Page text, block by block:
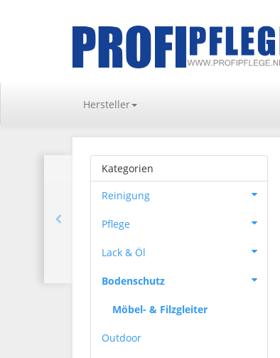
Hersteller
Kategorien
Reinigung
Pflege
Lack & Öl
Bodenschutz
Möbel- & Filzgleiter
Outdoor